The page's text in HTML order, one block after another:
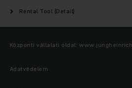
Rental Tool (Detail)
Központi vállalati oldal:
Adatvédelem